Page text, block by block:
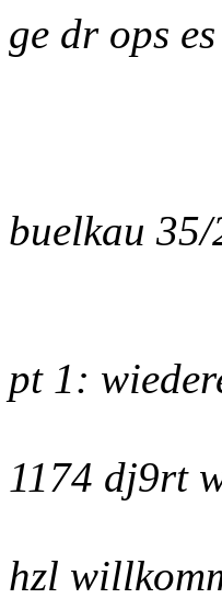
ge dr ops
buelkau
pt 1:
1174 dj9rt
hzl